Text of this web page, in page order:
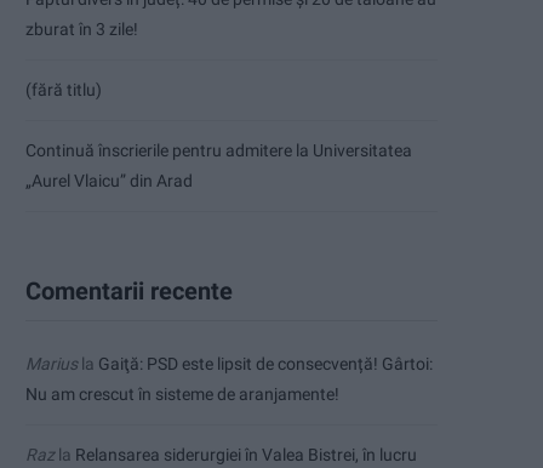
zburat în 3 zile!
(fără titlu)
Continuă înscrierile pentru admitere la Universitatea
„Aurel Vlaicu” din Arad
Comentarii recente
Mariusla Gaiţă: PSD este lipsit de consecvență! Gârtoi:
Nu am crescut în sisteme de aranjamente!
Razla Relansarea siderurgiei în Valea Bistrei, în lucru